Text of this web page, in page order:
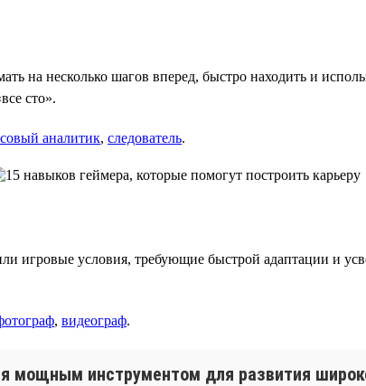
на несколько шагов вперед, быстро находить и
сто».
аналитик, следователь.
условия, требующие быстрой адаптации и
, видеограф.
мощным инструментом для развития